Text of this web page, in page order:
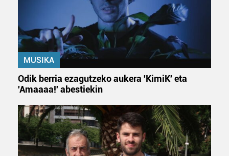
MUSIKA
Odik berria ezagutzeko aukera 'KimiK' eta
'Amaaaa!' abestiekin